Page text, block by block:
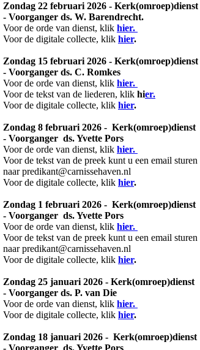
Zondag 22 februari 2026 - Kerk(omroep)dienst
- Voorganger ds. W. Barendrecht.
Voor de orde van dienst, klik hier.
Voor de digitale collecte, klik hier.
Zondag 15 februari 2026 - Kerk(omroep)dienst
- Voorganger ds. C. Romkes
Voor de orde van dienst, klik hier.
Voor de tekst van de liederen, klik hier.
Voor de digitale collecte, klik hier.
Zondag 8 februari 2026 - Kerk(omroep)dienst
- Voorganger ds. Yvette Pors
Voor de orde van dienst, klik hier.
Voor de tekst van de preek kunt u een email sturen
naar predikant@carnissehaven.nl
Voor de digitale collecte, klik hier.
Zondag 1 februari 2026 - Kerk(omroep)dienst
- Voorganger ds. Yvette Pors
Voor de orde van dienst, klik hier.
Voor de tekst van de preek kunt u een email sturen
naar predikant@carnissehaven.nl
Voor de digitale collecte, klik hier.
Zondag 25 januari 2026 - Kerk(omroep)dienst
- Voorganger ds. P. van Die
Voor de orde van dienst, klik hier.
Voor de digitale collecte, klik hier.
Zondag 18 januari 2026 - Kerk(omroep)dienst
- Voorganger ds. Yvette Pors